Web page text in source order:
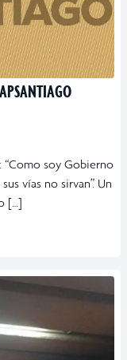
“Como soy Gobierno
vías no sirvan”. Un
[…]